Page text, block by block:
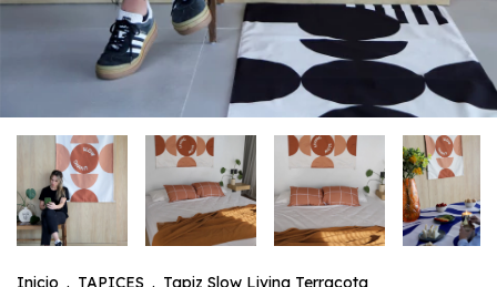
Inicio . TAPICES . Tapiz Slow Living Terracota